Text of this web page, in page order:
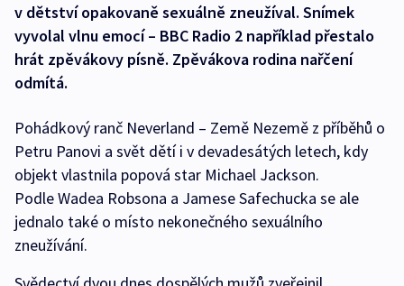
v dětství opakovaně sexuálně zneužíval. Snímek
vyvolal vlnu emocí – BBC Radio 2 například přestalo
hrát zpěvákovy písně. Zpěvákova rodina nařčení
odmítá.
Pohádkový ranč Neverland – Země Nezemě z příběhů o
Petru Panovi a svět dětí i v devadesátých letech, kdy
objekt vlastnila popová star Michael Jackson.
Podle Wadea Robsona a Jamese Safechucka se ale
jednalo také o místo nekonečného sexuálního
zneužívání.